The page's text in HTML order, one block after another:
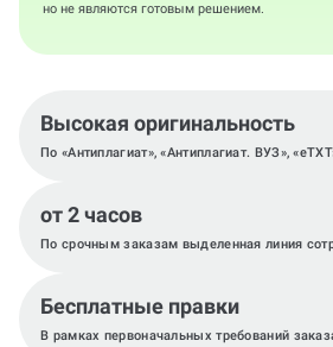
но не являются готовым решением.
Высокая оригинальность
По «Антиплагиат», «Антиплагиат. ВУЗ»,
от 2 часов
По срочным заказам выделенная линия
Бесплатные правки
В рамках первоначальных требований